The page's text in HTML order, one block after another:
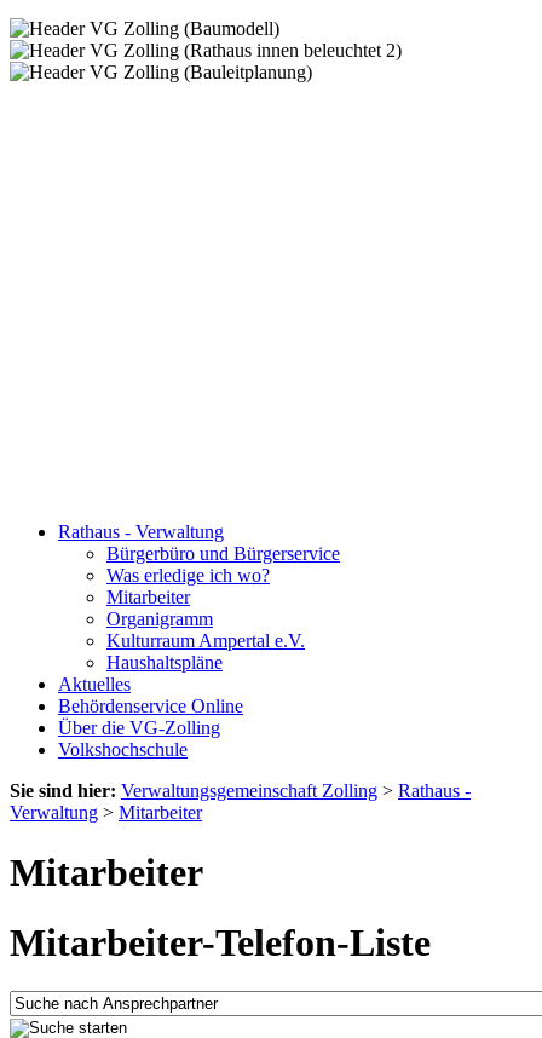
Rathaus - Verwaltung
Bürgerbüro und Bürgerservice
Was erledige ich wo?
Mitarbeiter
Organigramm
Kulturraum Ampertal e.V.
Haushaltspläne
Aktuelles
Behördenservice Online
Über die VG-Zolling
Volkshochschule
Sie sind hier: Verwaltungsgemeinschaft Zolling > Rathaus -
Verwaltung > Mitarbeiter
Mitarbeiter
Mitarbeiter-Telefon-Liste